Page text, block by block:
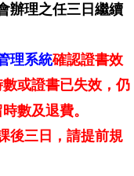
辦理之任三日繼續
理系統確認證書效
或證書已失效，仍
數及退費。
後三日，請提前規